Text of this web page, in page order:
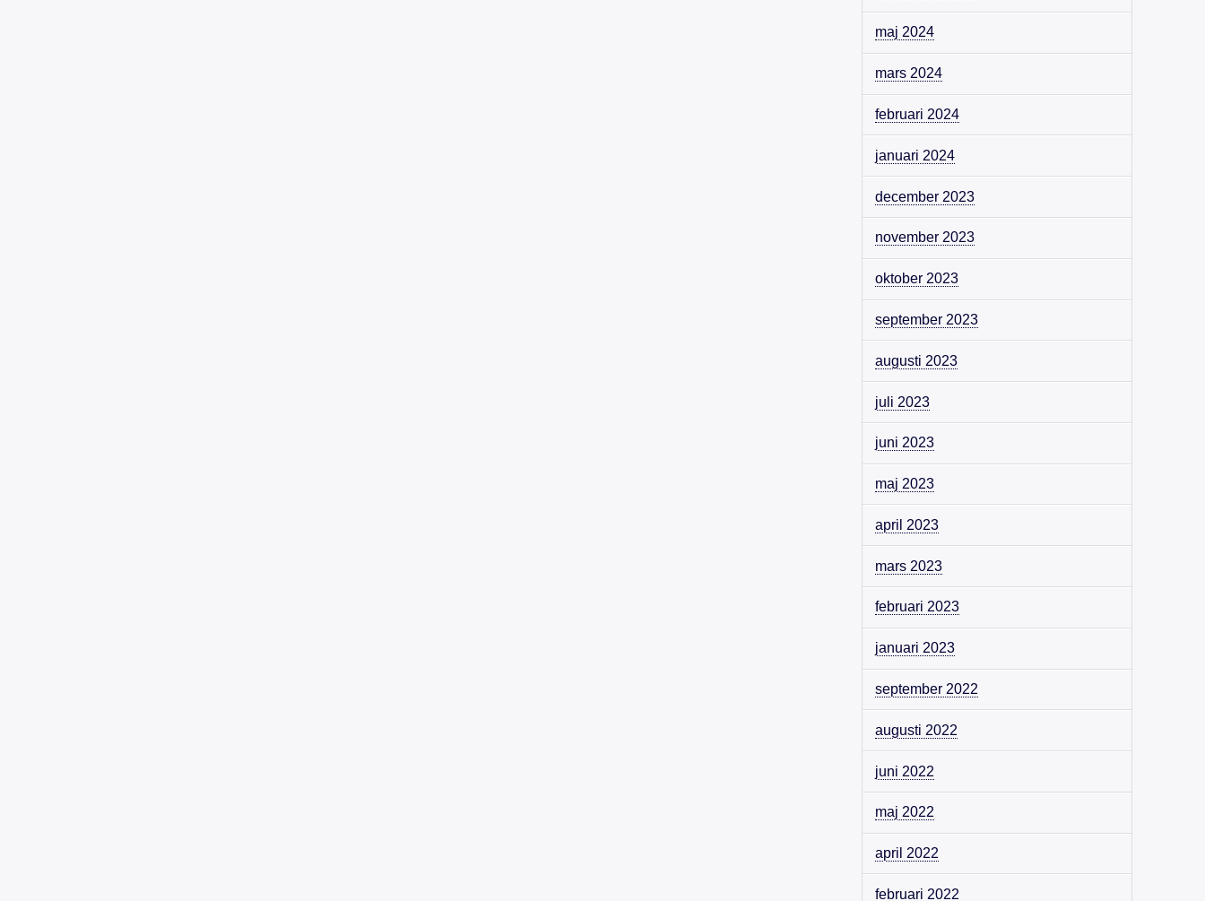
maj 2024
mars 2024
februari 2024
januari 2024
december 2023
november 2023
oktober 2023
september 2023
augusti 2023
juli 2023
juni 2023
maj 2023
april 2023
mars 2023
februari 2023
januari 2023
september 2022
augusti 2022
juni 2022
maj 2022
april 2022
februari 2022